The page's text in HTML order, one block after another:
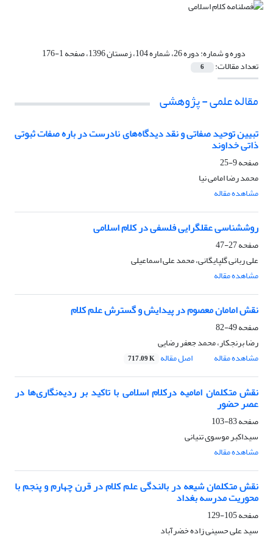
دوره و شماره:دوره 26، شماره 104، زمستان 1396، صفحه 1-176
تعداد مقالات: 6
مقاله علمی - پژوهشی
تبیین توحید صفاتی و نقد دیدگاه‌های نادرست در باره صفات ثبوتی
ذاتی خداوند
صفحه9-25
محمد رضا امامی نیا
مشاهده مقاله
روششناسی عقلگرایی فلسفی در کلام اسلامی
صفحه27-47
علی ربانی گلپایگانی، محمد علی اسماعیلی
مشاهده مقاله
نقش امامان معصوم در پیدایش و گسترش علم کلام
صفحه49-82
رضا برنجکار، محمد جعفر رضایی
مشاهده مقاله
اصل مقاله 717.09 K
نقش متکلمان امامیه درکلام اسلامی با تاکید بر ردیه‌نگاری‌‌ها در
عصر حضور
صفحه83-103
سیداکبر موسوی تنیانی
مشاهده مقاله
نقش متکلمان شیعه در بالندگی علم کلام در قرن چهارم و پنجم با
محوریت مدرسه بغداد
صفحه105-129
سید علی حسینی زاده خضرآباد